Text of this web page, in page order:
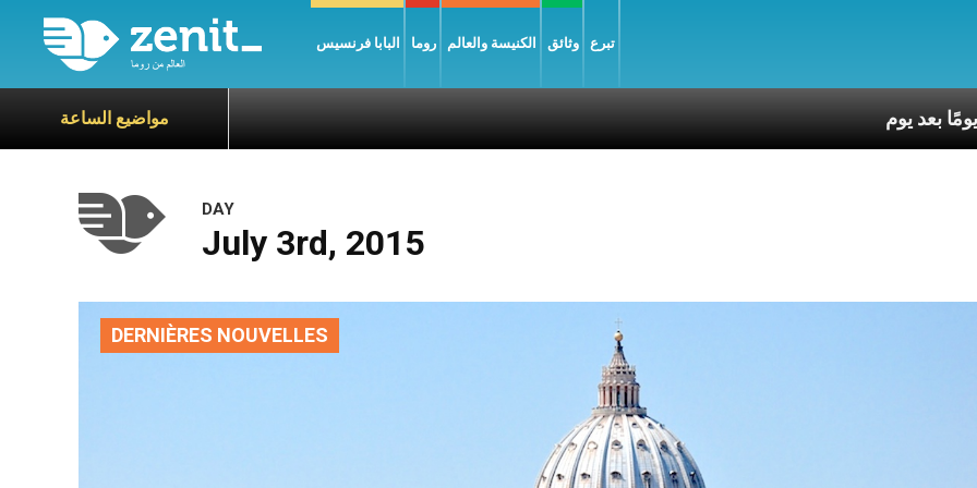
البابا فرنسيس روما الكنيسة والعالم وثائق تبرع
مواضيع الساعة
DAY
July 3rd, 2015
DERNIÈRES NOUVELLES